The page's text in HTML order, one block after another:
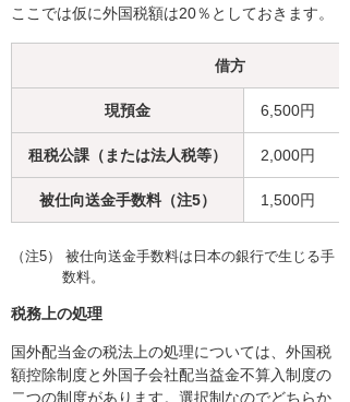
ここでは仮に外国税額は20％としておきます。
借方
現預金 6,500円
租税公課（または法人税等） 2,000円
被仕向送金手数料（注5） 1,500円
（注5） 被仕向送金手数料は日本の銀行で生じる手
数料。
税務上の処理
国外配当金の税法上の処理については、外国税
額控除制度と外国子会社配当益金不算入制度の
二つの制度があります。選択制なのでどちらか